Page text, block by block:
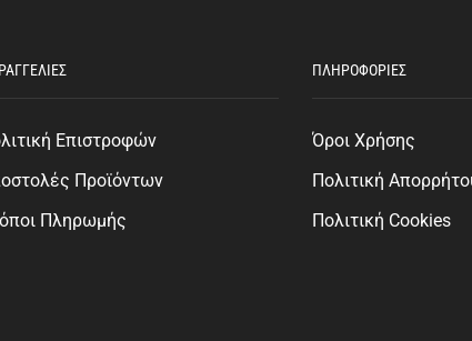
Επιστροφών
Προϊόντων
Πληρωμής
ΠΛΗΡΟΦΟΡΙΕΣ
Όροι Χρήσης
Πολιτική
Πολιτική Cookies